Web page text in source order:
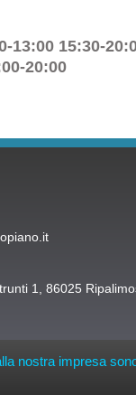
13:00 15:30-
20:00
1, 86025
impresa